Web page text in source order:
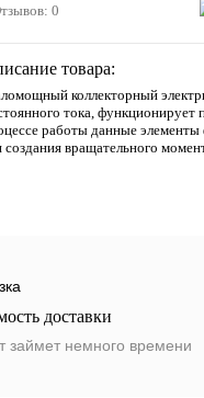
0
товара:
коллекторный
тока,
работы данные
создания вращательного
доставки
займет немного времени